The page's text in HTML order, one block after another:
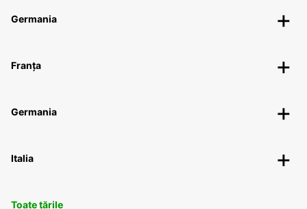
Germania
Franța
Germania
Italia
Toate țările